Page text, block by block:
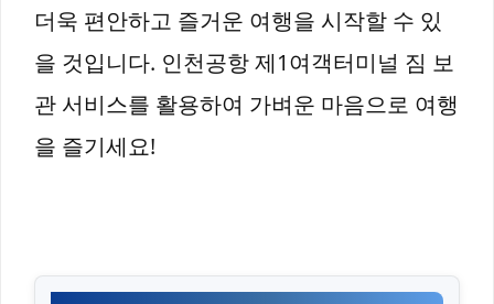
더욱 편안하고 즐거운 여행을 시작할 수 있
을 것입니다. 인천공항 제1여객터미널 짐 보
관 서비스를 활용하여 가벼운 마음으로 여행
을 즐기세요!